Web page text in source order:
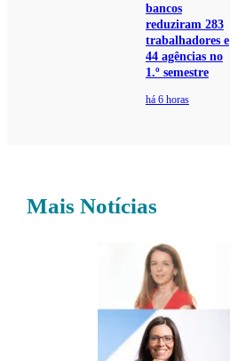
bancos
reduziram 283
trabalhadores e
44 agências no
1.º semestre
há 6 horas
Mais Notícias